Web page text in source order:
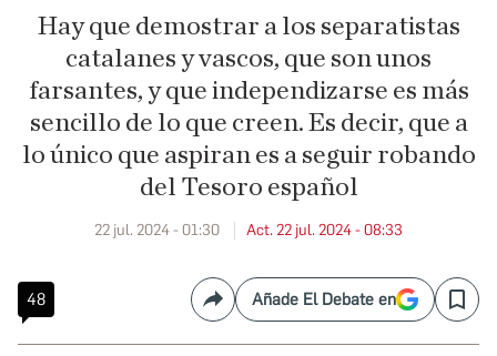
Hay que demostrar a los separatistas
catalanes y vascos, que son unos
farsantes, y que independizarse es más
sencillo de lo que creen. Es decir, que a
lo único que aspiran es a seguir robando
del Tesoro español
22 jul. 2024 - 01:30 Act. 22 jul. 2024 - 08:33
48 CompartirAñade El Debate en Save